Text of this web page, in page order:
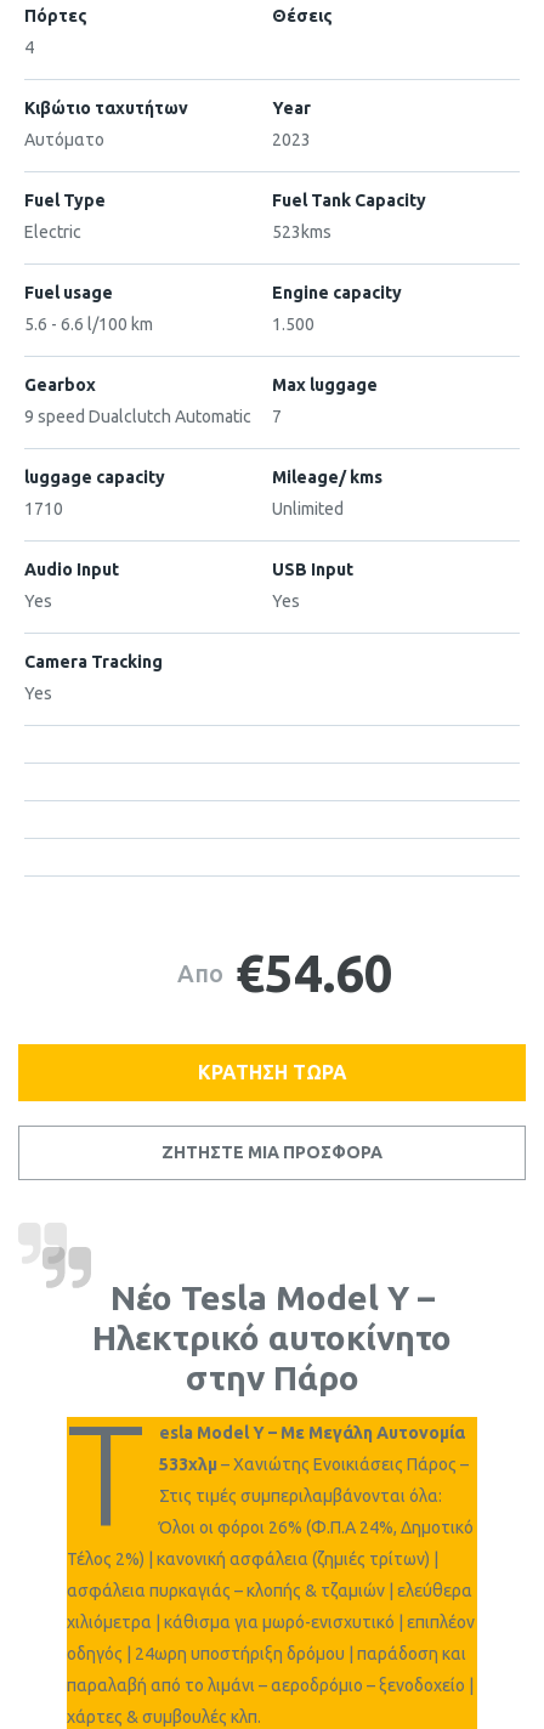
Πόρτες
4
Θέσεις
Κιβώτιο ταχυτήτων
Αυτόματο
Year
2023
Fuel Type
Electric
Fuel Tank Capacity
523kms
Fuel usage
5.6 - 6.6 l/100 km
Engine capacity
1.500
Gearbox
9 speed Dualclutch Automatic
Max luggage
7
luggage capacity
1710
Mileage/ kms
Unlimited
Audio Input
Yes
USB Input
Yes
Camera Tracking
Yes
Απο €54.60
ΚΡΑΤΗΣΗ ΤΩΡΑ
ΖΗΤΗΣΤΕ ΜΙΑ ΠΡΟΣΦΟΡΑ
Νέο Tesla Model Y –
Ηλεκτρικό αυτοκίνητο
στην Πάρο
T
esla Model Y – Με Μεγάλη Αυτονομία
533χλμ – Χανιώτης Ενοικιάσεις Πάρος –
Στις τιμές συμπεριλαμβάνονται όλα:
Όλοι οι φόροι 26% (Φ.Π.Α 24%, Δημοτικό
Τέλος 2%) | κανονική ασφάλεια (ζημιές τρίτων) |
ασφάλεια πυρκαγιάς – κλοπής & τζαμιών | ελεύθερα
χιλιόμετρα | κάθισμα για μωρό-ενισχυτικό | επιπλέον
οδηγός | 24ωρη υποστήριξη δρόμου | παράδοση και
παραλαβή από το λιμάνι – αεροδρόμιο – ξενοδοχείο |
χάρτες & συμβουλές κλπ.